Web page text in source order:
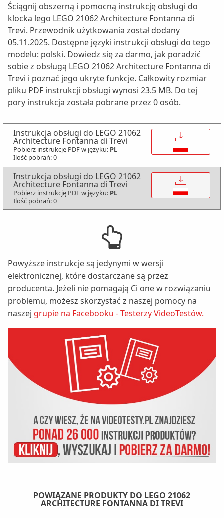
Ściągnij obszerną i pomocną instrukcję obsługi do
klocka lego LEGO 21062 Architecture Fontanna di
Trevi. Przewodnik użytkowania został dodany
05.11.2025. Dostępne języki instrukcji obsługi do tego
modelu: polski. Dowiedz się za darmo, jak poradzić
sobie z obsługą LEGO 21062 Architecture Fontanna di
Trevi i poznać jego ukryte funkcje. Całkowity rozmiar
pliku PDF instrukcji obsługi wynosi 23.5 MB. Do tej
pory instrukcja została pobrane przez 0 osób.
Instrukcja obsługi do LEGO 21062
Architecture Fontanna di Trevi
Pobierz instrukcję PDF w języku: PL
Ilość pobrań: 0
↓
Instrukcja obsługi do LEGO 21062
Architecture Fontanna di Trevi
Pobierz instrukcję PDF w języku: PL
Ilość pobrań: 0
↓
Powyższe instrukcje są jedynymi w wersji
elektronicznej, które dostarczane są przez
producenta. Jeżeli nie pomagają Ci one w rozwiązaniu
problemu, możesz skorzystać z naszej pomocy na
naszej grupie na Facebooku - Testerzy VideoTestów.
POWIĄZANE PRODUKTY DO LEGO 21062
ARCHITECTURE FONTANNA DI TREVI